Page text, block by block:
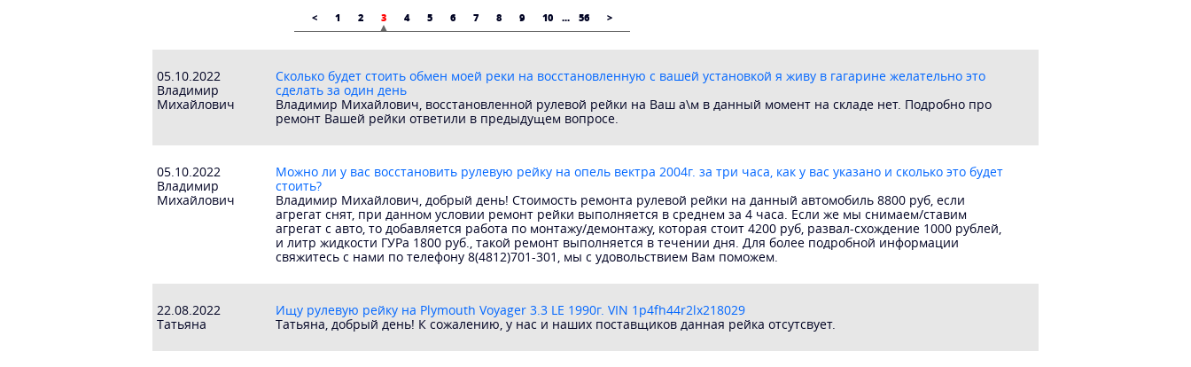
< 1 2 3 4 5 6 7 8 9 10 ... 56 >
05.10.2022
Владимир
Михайлович
Сколько будет стоить обмен моей реки на восстановленную с вашей установкой я живу в гагарине желательно это
сделать за один день
Владимир Миxaйлович, восстановленной рулевой рейки на Ваш а\м в данный момент на складе нет. Подробно про
ремонт Вашей рейки ответили в предыдущем вопросе.
05.10.2022
Владимир
Михайлович
Можно ли у вас восстановить рулевую рейку на опель вектра 2004г. за три часа, как у вас указано и сколько это будет
стоить?
Владимир Михайлович, добрый день! Стоимость ремонта рулевой рейки на данный автомобиль 8800 руб, если
агрегат снят, при данном условии ремонт рейки выполняется в среднем за 4 часа. Если же мы снимаем/ставим
агрегат с авто, то добавляется работа по монтажу/демонтажу, которая стоит 4200 руб, развал-схождение 1000 рублей,
и литр жидкости ГУРа 1800 руб., такой ремонт выполняется в течении дня. Для более подробной информации
свяжитесь с нами по телефону 8(4812)701-301, мы с удовольствием Вам поможем.
22.08.2022
Татьяна
Ищу рулевую рейку на Plymouth Voyager 3.3 LE 1990г. VIN 1p4fh44r2lx218029
Татьяна, добрый день! К сожалению, у нас и наших поставщиков данная рейка отсутсвует.